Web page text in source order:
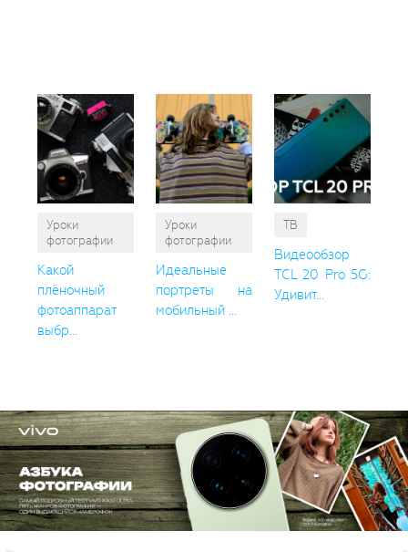
Уроки
фотографии
Какой
плёночный
фотоаппарат
выбр...
Уроки
фотографии
Идеальные
портреты на
мобильный ...
ТВ
Видеообзор
TCL 20 Pro 5G:
Удивит...